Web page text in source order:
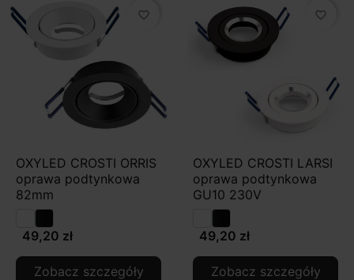
favorite_border
OXYLED CROSTI ORRIS
oprawa podtynkowa
82mm
49,20 zł
Zobacz szczegóły
favorite_border
OXYLED CROSTI LARSI
oprawa podtynkowa
GU10 230V
49,20 zł
Zobacz szczegóły